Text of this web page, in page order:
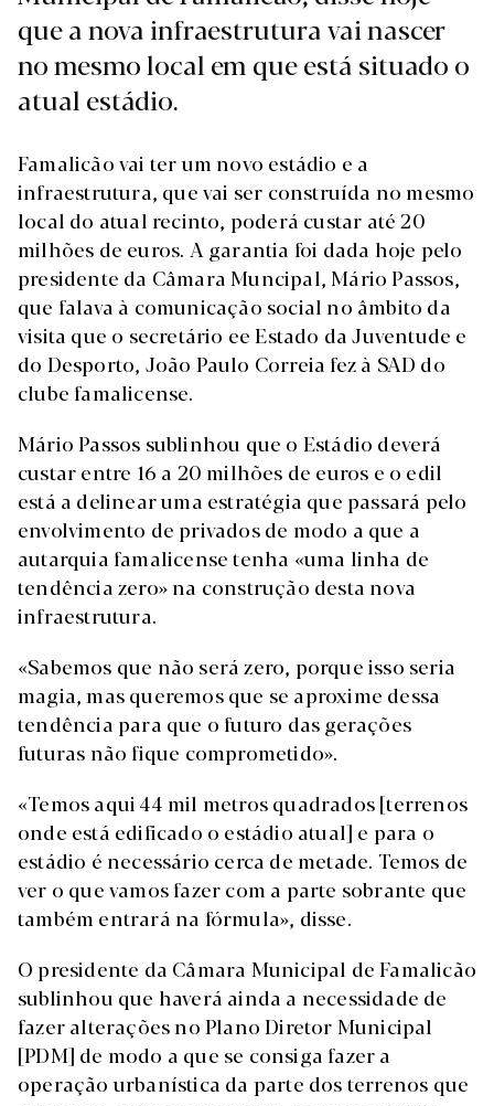
que a nova infraestrutura vai nascer
no mesmo local em que está situado o
atual estádio.
Famalicão vai ter um novo estádio e a
infraestrutura, que vai ser construída no mesmo
local do atual recinto, poderá custar até 20
milhões de euros. A garantia foi dada hoje pelo
presidente da Câmara Muncipal, Mário Passos,
que falava à comunicação social no âmbito da
visita que o secretário ee Estado da Juventude e
do Desporto, João Paulo Correia fez à SAD do
clube famalicense.
Mário Passos sublinhou que o Estádio deverá
custar entre 16 a 20 milhões de euros e o edil
está a delinear uma estratégia que passará pelo
envolvimento de privados de modo a que a
autarquia famalicense tenha «uma linha de
tendência zero» na construção desta nova
infraestrutura.
«Sabemos que não será zero, porque isso seria
magia, mas queremos que se aproxime dessa
tendência para que o futuro das gerações
futuras não fique comprometido».
«Temos aqui 44 mil metros quadrados [terrenos
onde está edificado o estádio atual] e para o
estádio é necessário cerca de metade. Temos de
ver o que vamos fazer com a parte sobrante que
também entrará na fórmula», disse.
O presidente da Câmara Municipal de Famalicão
sublinhou que haverá ainda a necessidade de
fazer alterações no Plano Diretor Municipal
[PDM] de modo a que se consiga fazer a
operação urbanística da parte dos terrenos que